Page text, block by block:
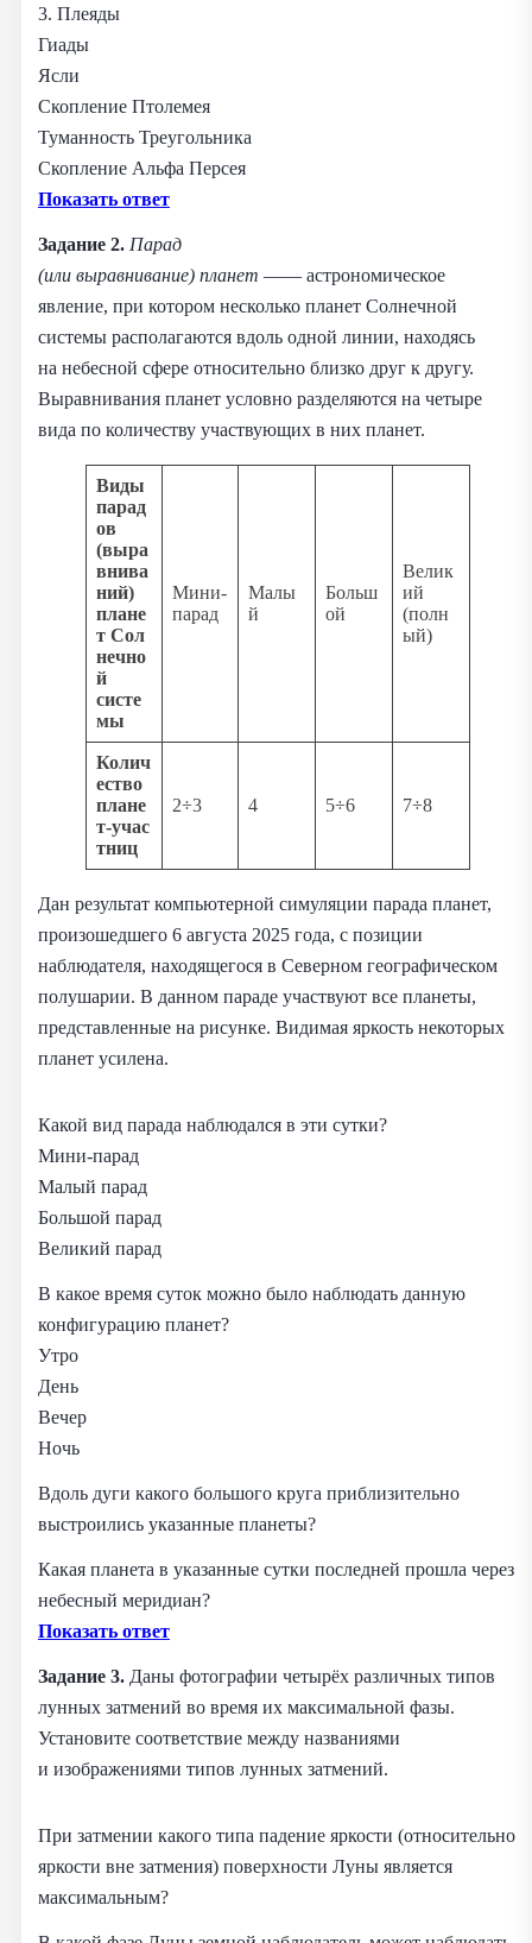
3. Плеяды
Гиады
Ясли
Скопление Птолемея
Туманность Треугольника
Скопление Альфа Персея
Показать ответ
Задание 2. Парад
(или выравнивание) планет —— астрономическое
явление, при котором несколько планет Солнечной
системы располагаются вдоль одной линии, находясь
на небесной сфере относительно близко друг к другу.
Выравнивания планет условно разделяются на четыре
вида по количеству участвующих в них планет.
Виды
парад
ов
(выра
внива
ний)
плане
т Сол
нечно
й
систе
мы
Мини‑
парад
Малы
й
Больш
ой
Велик
ий
(полн
ый)
Колич
ество
плане
т‑учас
тниц
2÷3 4 5÷6 7÷8
Дан результат компьютерной симуляции парада планет,
произошедшего 6 августа 2025 года, с позиции
наблюдателя, находящегося в Северном географическом
полушарии. В данном параде участвуют все планеты,
представленные на рисунке. Видимая яркость некоторых
планет усилена.
Какой вид парада наблюдался в эти сутки?
Мини‑парад
Малый парад
Большой парад
Великий парад
В какое время суток можно было наблюдать данную
конфигурацию планет?
Утро
День
Вечер
Ночь
Вдоль дуги какого большого круга приблизительно
выстроились указанные планеты?
Какая планета в указанные сутки последней прошла через
небесный меридиан?
Показать ответ
Задание 3. Даны фотографии четырёх различных типов
лунных затмений во время их максимальной фазы.
Установите соответствие между названиями
и изображениями типов лунных затмений.
При затмении какого типа падение яркости (относительно
яркости вне затмения) поверхности Луны является
максимальным?